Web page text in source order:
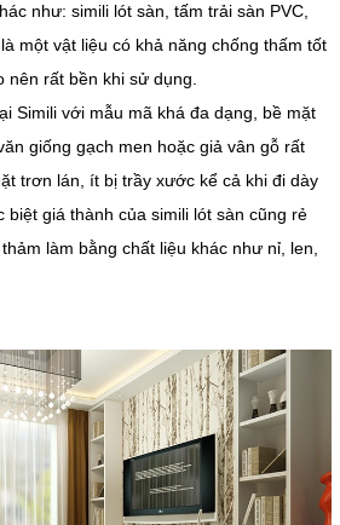
như: simili lót sàn, tấm trải sàn PVC,
một vật liệu có khả năng chống thấm tốt
rất bền khi sử dụng.
Simili với mẫu mã khá đa dạng, bề mặt
giống gạch men hoặc giả vân gỗ rất
trơn lán, ít bị trầy xước kể cả khi đi dày
giá thành của simili lót sàn cũng rẻ
làm bằng chất liệu khác như nỉ, len,